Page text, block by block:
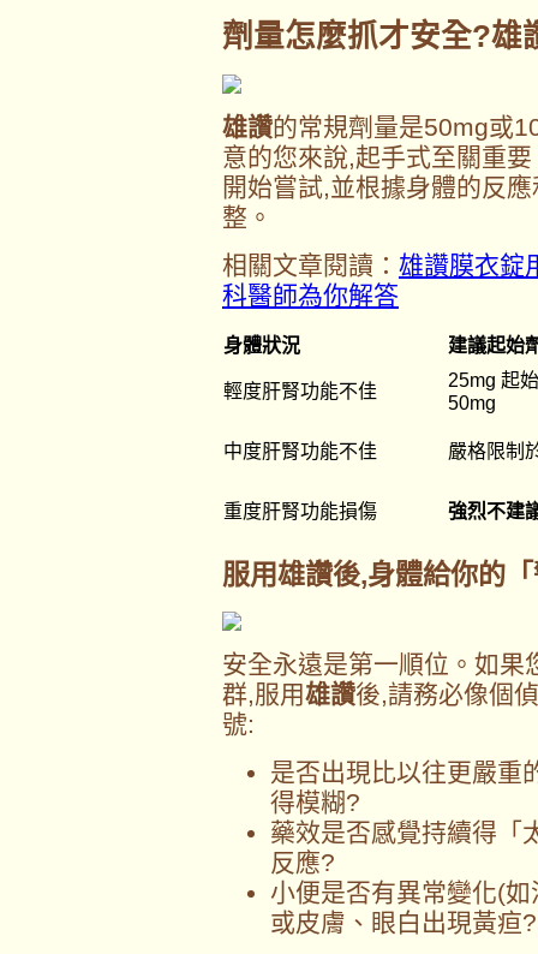
劑量怎麼抓才安全?雄
雄讚的常規劑量是50mg或
意的您來說,起手式至關重
開始嘗試,並根據身體的反
整。
相關文章閱讀： 雄讚膜衣錠
科醫師為你解答
身體狀況 建議起始
輕度肝腎功能不佳
25mg 起
50mg
中度肝腎功能不佳 嚴格限制
重度肝腎功能損傷 強烈不建
服用雄讚後,身體給你的
安全永遠是第一順位。如果
群,服用雄讚後,請務必像個
號:
是否出現比以往更嚴重
得模糊?
藥效是否感覺持續得「
反應?
小便是否有異常變化(
或皮膚、眼白出現黃疸?